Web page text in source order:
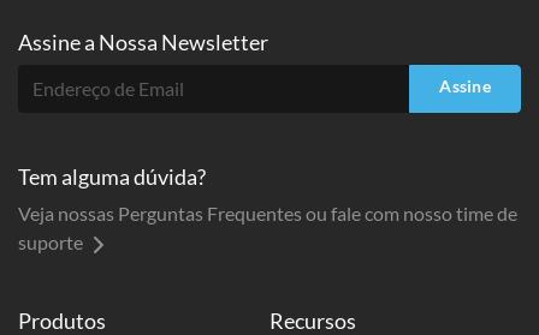
Produtos Recursos
Assine a Nossa Newsletter
Assine
Tem alguma dúvida?
Veja nossas Perguntas Frequentes ou fale com nosso time de
suporte